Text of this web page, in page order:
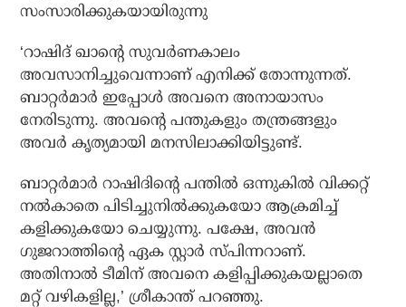
സംസാരിക്കുകയായിരുന്നു
‘റാഷിദ് ഖാന്റെ സുവര്‍ണകാലം
അവസാനിച്ചുവെന്നാണ് എനിക്ക് തോന്നുന്നത്.
ബാറ്റര്‍മാര്‍ ഇപ്പോള്‍ അവനെ അനായാസം
നേരിടുന്നു. അവന്റെ പന്തുകളും തന്ത്രങ്ങളും
അവര്‍ കൃത്യമായി മനസിലാക്കിയിട്ടുണ്ട്.
ബാറ്റര്‍മാര്‍ റാഷിദിന്റെ പന്തില്‍ ഒന്നുകില്‍ വിക്കറ്റ്
നല്‍കാതെ പിടിച്ചുനില്‍ക്കുകയോ ആക്രമിച്ച്
കളിക്കുകയോ ചെയ്യുന്നു. പക്ഷേ, അവന്‍
ഗുജറാത്തിന്റെ ഏക സ്റ്റാര്‍ സ്പിന്നറാണ്.
അതിനാല്‍ ടീമിന് അവനെ കളിപ്പിക്കുകയല്ലാതെ
മറ്റ് വഴികളില്ല,’ ശ്രീകാന്ത് പറഞ്ഞു.